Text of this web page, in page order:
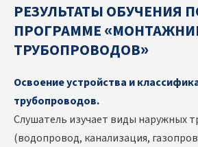
РЕЗУЛЬТАТЫ ОБУЧЕНИЯ
ПРОГРАММЕ
ТРУБОПРОВОДОВ»
Освоение устройства и
трубопроводов.
Слушатель изучает виды наружных
(водопровод, канализация,